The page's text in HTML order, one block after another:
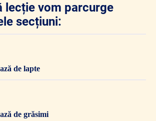
lecție vom parcurge
secțiuni:
de lapte
de grăsimi